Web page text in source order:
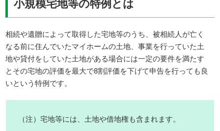
相続や遺贈によって取得した宅地等のうち、被相続人が亡く
なる前に住んでいたマイホームの土地、事業を行っていた土
地や貸付をしていた土地がある場合には一定の要件を満たす
とその宅地の評価を最大で8割評価を下げて申告を行っても良
いという特例です。
（注）宅地等には、土地や借地権も含まれます。